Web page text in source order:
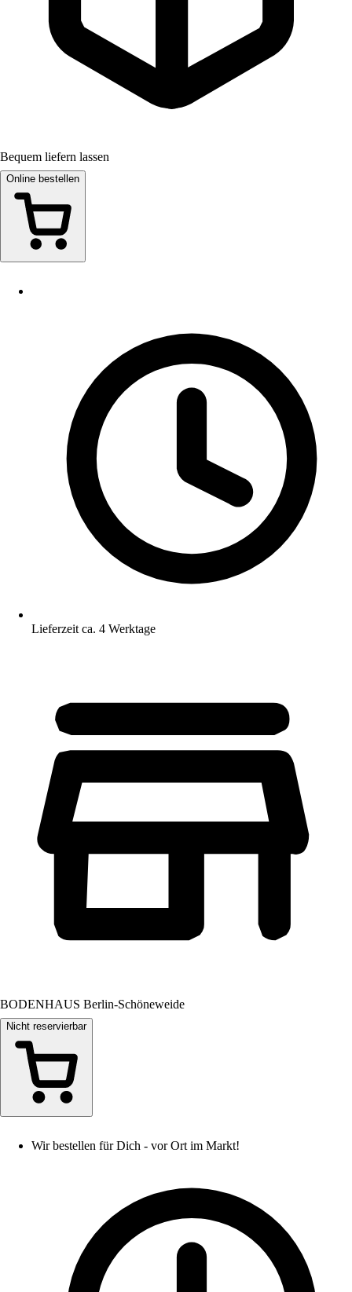
Bequem liefern lassen
Online bestellen
Lieferzeit ca. 4 Werktage
BODENHAUS Berlin-Schöneweide
Nicht reservierbar
Wir bestellen für Dich - vor Ort im Markt!